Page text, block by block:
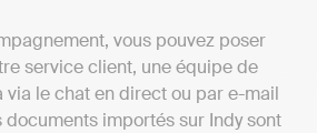
vous pouvez poser
service client, une équipe de
via le chat en direct ou par e-mail
documents importés sur Indy sont